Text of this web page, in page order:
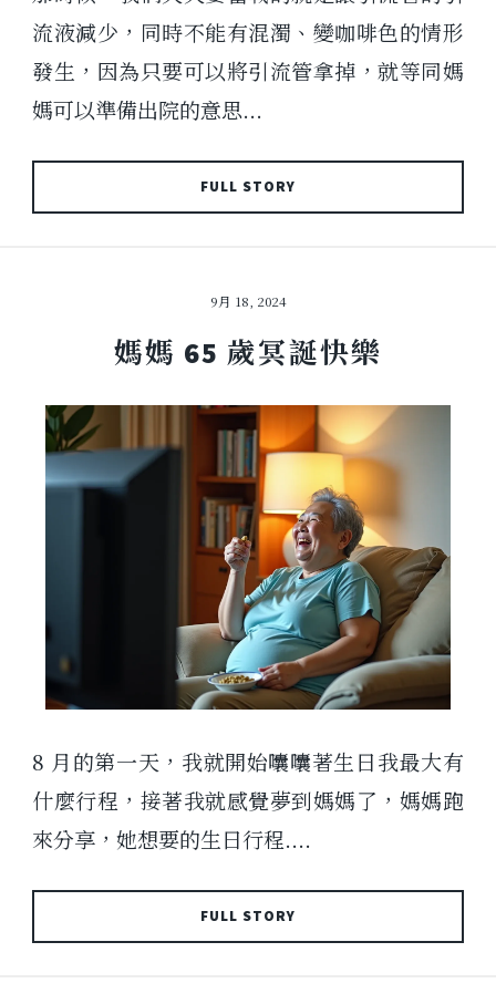
流液減少，同時不能有混濁、變咖啡色的情形
發生，因為只要可以將引流管拿掉，就等同媽
媽可以準備出院的意思...
FULL STORY
9月 18, 2024
媽媽 65 歲冥誕快樂
8 月的第一天，我就開始囔囔著生日我最大有
什麼行程，接著我就感覺夢到媽媽了，媽媽跑
來分享，她想要的生日行程....
FULL STORY